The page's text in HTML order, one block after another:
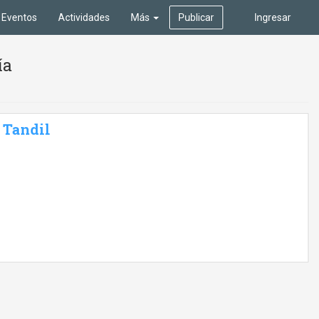
Ingresar
Eventos Actividades Más Publicar
Tandil